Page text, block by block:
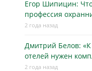
Егор Шипицин:
профессия
2 года назад
Дмитрий Белов: «К
отелей нужен
2 года назад